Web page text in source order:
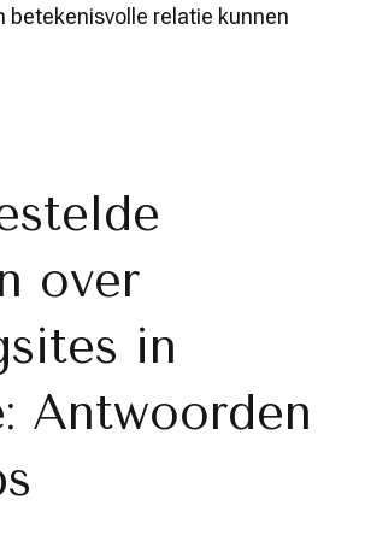
betekenisvolle relatie kunnen
over
in
Antwoorden